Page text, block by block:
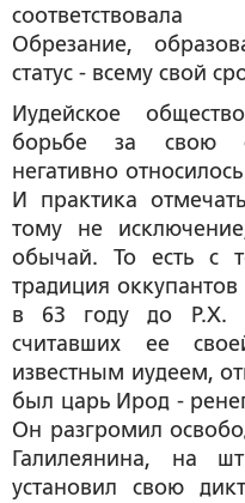
Обрезание,
статус - всему свой
Иудейское
борьбе за свою
негативно
И практика
тому не
обычай. То есть с
традиция
в 63 году до Р.Х.
считавших ее
известным иудеем,
был царь Ирод -
Он разгромил
Галилеянина, на
установил свою